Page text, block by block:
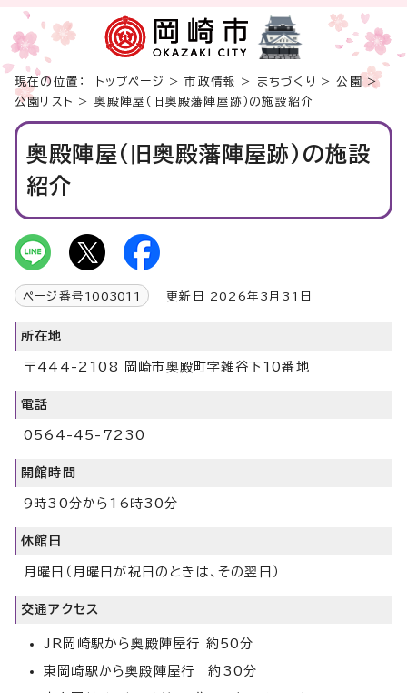
現在の位置： トップページ >市政情報 > まちづくり >公園>
公園リスト
> 奥殿陣屋（旧奥殿藩陣屋跡）の施設紹介
奥殿陣屋（旧奥殿藩陣屋跡）の施設
紹介
ページ番号 1003011 更新日 2026年3月31日
所在地
〒444-2108 岡崎市奥殿町字雑谷下10番地
電話
0564-45-7230
開館時間
9時30分から16時30分
休館日
月曜日（月曜日が祝日のときは、その翌日）
交通アクセス
JR岡崎駅から奥殿陣屋行 約50分
東岡崎駅から奥殿陣屋行 約30分